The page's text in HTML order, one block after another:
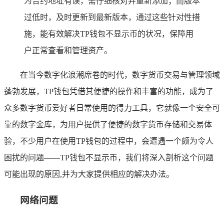
过低时，及时更新到最新版本，通过这些针对性措
施，能有效解决TP钱包不显示币的状况，保障用
户正常查看和管理资产。
在当今数字化浪潮席卷的时代，数字货币交易与管理领域
蓬勃发展，TP钱包凭借其便捷的操作和丰富的功能，成为了
众多数字货币爱好者日常使用的得力工具，它就像一个安全可
靠的数字金库，为用户提供了便捷的数字货币存储和交易体
验，不少用户在使用TP钱包的过程中，会遭遇一个颇为令人
困扰的问题——TP钱包不显示币，我们将深入剖析这个问题
可能出现的原因,并为大家提供相应的解决办法。
网络问题